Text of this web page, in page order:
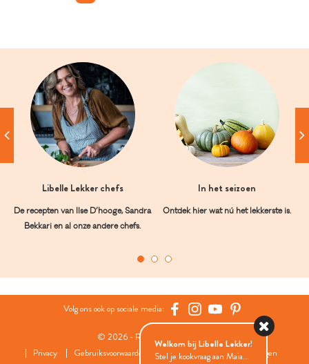
Libelle Lekker chefs
De recepten van Ilse D’hooge, Sandra
Bekkari en al onze andere chefs.
In het seizoen
Ontdek hier wat nú het lekkerste is.
Volg ons ook op sociale media:
© 2026 - Roularta Media Group
Privacy
Gebruiksvoorwaarden Cookies Cookies instellingen
Welkom bij Libelle Lekker!
Stel je kookvraag aan Maia...